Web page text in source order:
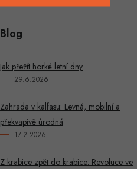
Blog
Jak přežít horké letní dny
29.6.2026
Zahrada v kalfasu: Levná, mobilní a
překvapivě úrodná
17.2.2026
Z krabice zpět do krabice: Revoluce ve